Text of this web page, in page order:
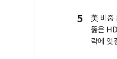
5
美 비중
뚫은
략에 엇